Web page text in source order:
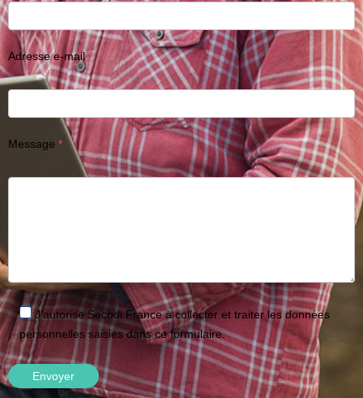
Adresse e-mail
Message
J'autorise Secodi France à collecter et traiter les données
personnelles saisies dans ce formulaire.